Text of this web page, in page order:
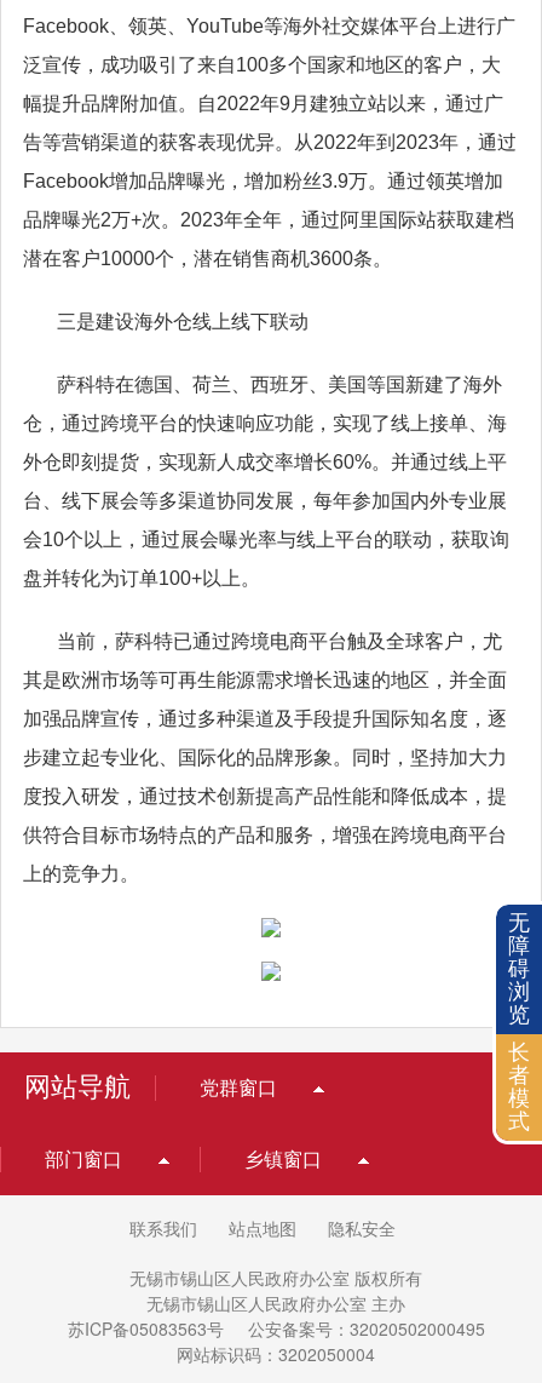
Facebook 、领英、 YouTube等海外社交媒体平台上进行广
泛宣传，成功吸引了来自100多个国家和地区的客户，大
幅提升品牌附加值。自2022年9月建独立站以来，通过广
告等营销渠道的获客表现优异。从2022年到 2023年，通过
Facebook增加品牌曝光，增加粉丝3.9万。通过领英增加
品牌曝光2万+次。 2023年全年，通过阿里国际站获取建档
潜在客户10000个，潜在销售商机3600条。
三是建设海外仓线上线下联动
萨科特在德国、荷兰、西班牙、美国等国新建了海外
仓，通过跨境平台的快速响应功能，实现了线上接单、海
外仓即刻提货，实现新人成交率增长60%。并通过线上平
台、线下展会等多渠道协同发展，每年参加国内外专业展
会10个以上，通过展会曝光率与线上平台的联动，获取询
盘并转化为订单100+以上。
当前，萨科特已通过跨境电商平台触及全球客户，尤
其是欧洲市场等可再生能源需求增长迅速的地区，并全面
加强品牌宣传，通过多种渠道及手段提升国际知名度，逐
步建立起专业化、国际化的品牌形象。同时，坚持加大力
度投入研发，通过技术创新提高产品性能和降低成本，提
供符合目标市场特点的产品和服务，增强在跨境电商平台
上的竞争力。
网站导航 党群窗口
部门窗口 乡镇窗口
联系我们 站点地图 隐私安全
无锡市锡山区人民政府办公室 版权所有
无锡市锡山区人民政府办公室 主办
苏ICP备05083563号
公安备案号：32020502000495
网站标识码：3202050004
无
障
碍
浏
览
长
者
模
式